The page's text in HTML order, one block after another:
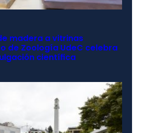
madera a vitrinas
de Zoología UdeC celebra
científica